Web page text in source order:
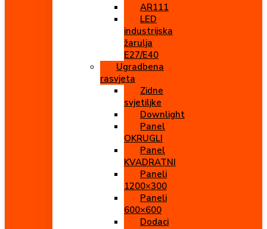
AR111
LED
industrijska
žarulja
E27/E40
Ugradbena
rasvjeta
Zidne
svjetiljke
Downlight
Panel
OKRUGLI
Panel
KVADRATNI
Paneli
1200×300
Paneli
600×600
Dodaci